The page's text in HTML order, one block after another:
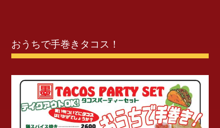
おうちで手巻きタコス！